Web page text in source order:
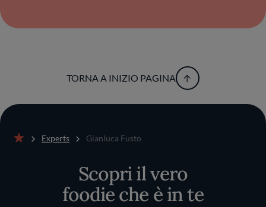
TORNA A INIZIO PAGINA
Experts Gianluca Fusto
Scopri il vero
foodie che è in te